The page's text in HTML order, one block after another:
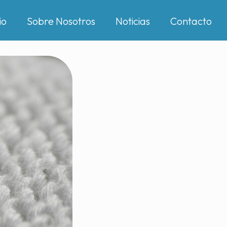
Sobre Nosotros Noticias Contacto